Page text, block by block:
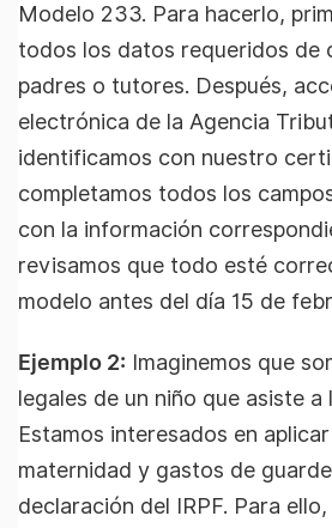
Modelo 233. Para hacerlo,
todos los datos requeridos de
padres o tutores. Después,
electrónica de la Agencia
identificamos con nuestro
completamos todos los
con la información
revisamos que todo esté
modelo antes del día 15 de
Ejemplo 2: Imaginemos que
legales de un niño que asiste a
Estamos interesados en
maternidad y gastos de
declaración del IRPF. Para